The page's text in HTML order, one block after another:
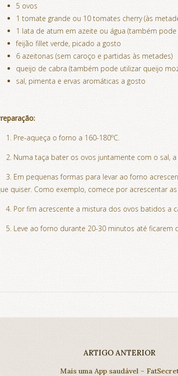
5 ovos
1 tomate grande ou 10 tomates cherry (às
1 lata de atum em azeite ou água (também
feijão fillet verde, picado a gosto
6 azeitonas (sem caroço e partidas às metades)
queijo de cabra (também pode utilizar queijo
sal, pimenta e ervas aromáticas a gosto
1. Pre-aqueça o forno a 160-180ºC.
Numa taça bater os ovos juntamente com o sal, a
3. Em pequenas formas para levar ao forno
quiser. Como exemplo, comece por acrescentar
4. Por fim acrescente a mistura dos ovos batidos a
5. Leve ao forno durante 20-30 minutos até ficarem
ARTIGO ANTERIOR
Mais uma App saudável –